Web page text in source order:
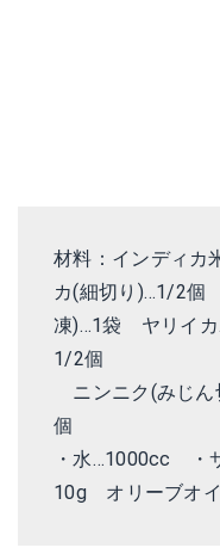
材料：インディ
カ(細切り)…1/2
凍)…1袋 ヤリイ
1/2個
ニンニク(みじん
個
・水…1000cc
10g オリーブオ